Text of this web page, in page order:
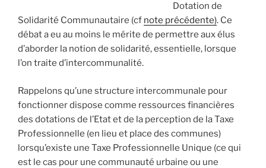
Dotation de
Solidarité Communautaire (cf note précédente). Ce
débat a eu au moins le mérite de permettre aux élus
d’aborder la notion de solidarité, essentielle, lorsque
l’on traite d’intercommunalité.
Rappelons qu’une structure intercommunale pour
fonctionner dispose comme ressources financières
des dotations de l’Etat et de la perception de la Taxe
Professionnelle (en lieu et place des communes)
lorsqu’existe une Taxe Professionnelle Unique (ce qui
est le cas pour une communauté urbaine ou une